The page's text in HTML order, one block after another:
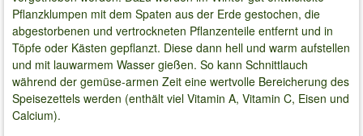
Pflanzklumpen mit dem Spaten aus der Erde gestochen, die
abgestorbenen und vertrockneten Pflanzenteile entfernt und in
Töpfe oder Kästen gepflanzt. Diese dann hell und warm aufstellen
und mit lauwarmem Wasser gießen. So kann Schnittlauch
während der gemüse-armen Zeit eine wertvolle Bereicherung des
Speisezettels werden (enthält viel Vitamin A, Vitamin C, Eisen und
Calcium).